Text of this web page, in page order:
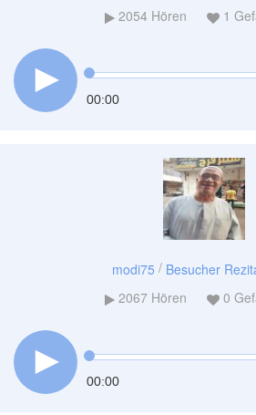
2054Hören 1
00:00
modi75 / Besucher
2067Hören 0
00:00